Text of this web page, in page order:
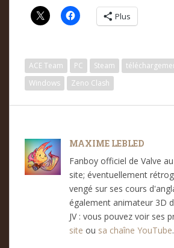
Plus
ACE Team PC Steam
Windows
Zeno Clash
MAXIME LEBLED
Fanboy officiel de Valve
site; éventuellement
vengé sur ses cours
également animateur 3D
JV : vous pouvez voir ses
site ou sa chaîne YouTube